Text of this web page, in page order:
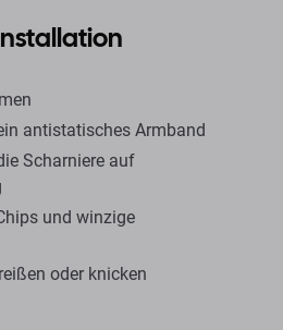
antistatisches Armband
Scharniere auf
und winzige
oder knicken